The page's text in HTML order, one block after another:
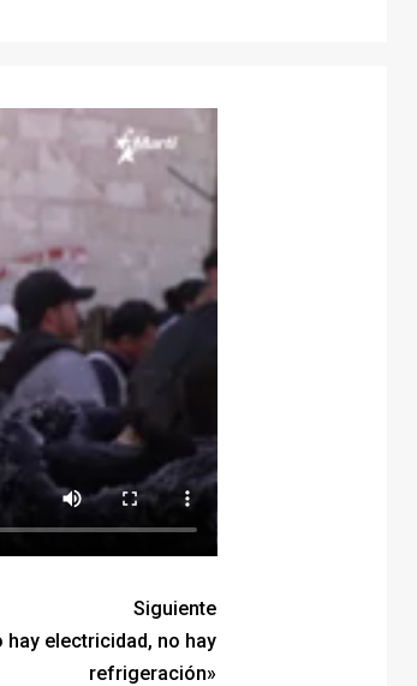
Siguiente
hay electricidad, no hay
refrigeración»